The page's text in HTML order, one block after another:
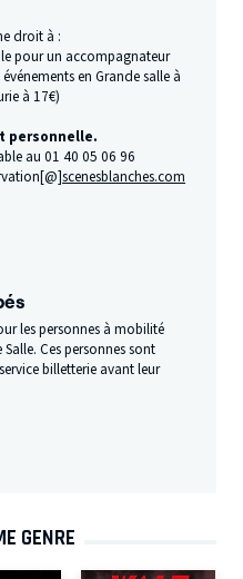
droit à :
pour un accompagnateur
en Grande salle à
à 17€)
personnelle.
au 01 40 05 06 96
scenesblanches.com
les personnes à mobilité
Ces personnes sont
billetterie avant leur
GENRE